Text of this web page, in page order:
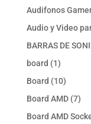
Audifonos
Audio y Video
BARRAS DE
board 11
producto
Board 1010
Board AMD 77
Board AMD